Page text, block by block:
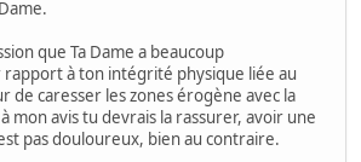
que Ta Dame a beaucoup
à ton intégrité physique liée au
de caresser les zones érogène avec la
mon avis tu devrais la rassurer, avoir une
pas douloureux, bien au contraire.